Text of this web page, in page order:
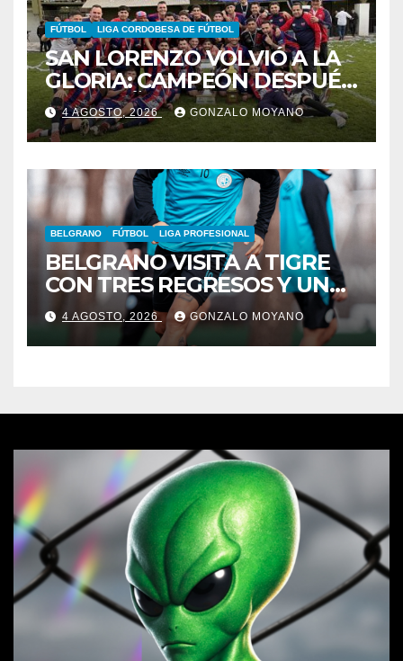
FÚTBOL LIGA CORDOBESA DE FÚTBOL
SAN LORENZO VOLVIÓ A LA
GLORIA: CAMPEÓN DESPUÉS
DE 42 AÑOS
4 AGOSTO, 2026 GONZALO MOYANO
BELGRANO FÚTBOL LIGA PROFESIONAL
BELGRANO VISITA A TIGRE
CON TRES REGRESOS Y UNA
BAJA OBLIGADA
4 AGOSTO, 2026 GONZALO MOYANO